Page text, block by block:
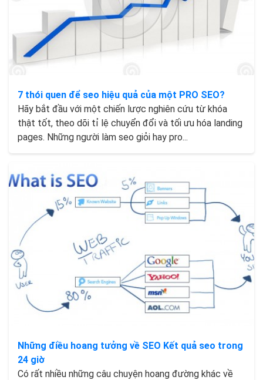
7 thói quen để seo hiệu quả của một PRO SEO?
Hãy bắt đầu với một chiến lược nghiên cứu từ khóa
thật tốt, theo dõi tỉ lệ chuyển đổi và tối ưu hóa landing
pages. Những người làm seo giỏi hay pro...
Những điều hoang tưởng về SEO Kết quả seo trong
24 giờ
Có rất nhiều những câu chuyện hoang đường khác về